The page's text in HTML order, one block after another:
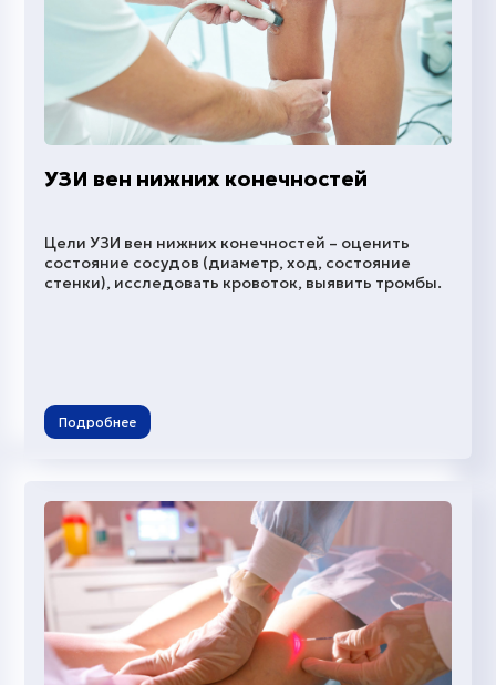
УЗИ вен нижних конечностей
Цели УЗИ вен нижних конечностей – оценить
состояние сосудов (диаметр, ход, состояние
стенки), исследовать кровоток, выявить тромбы.
Подробнее